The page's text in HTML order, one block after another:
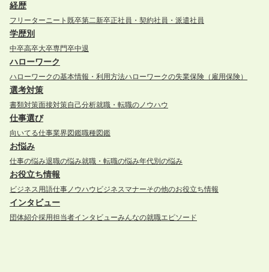
経歴
フリーターニート 既卒第二新卒正社員・契約社員・派遣社員
学歴別
中卒高卒大卒専門卒中退
ハローワーク
ハローワークの基本情報・利用方法ハローワークの失業保険（雇用保険）
選考対策
書類対策面接対策自己分析就職・転職のノウハウ
仕事選び
向いてる仕事業界図鑑職種図鑑
お悩み
仕事の悩み退職の悩み就職・転職の悩み年代別の悩み
お役立ち情報
ビジネス用語仕事ノウハウ ビジネスマナーその他のお役立ち情報
インタビュー
団体紹介採用担当者インタビューみんなの就職エピソード